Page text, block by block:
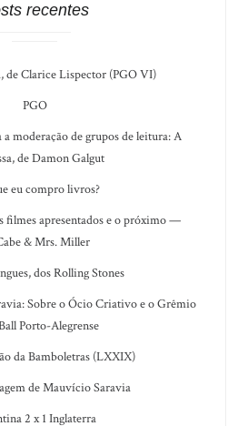
recentes
de Clarice Lispector (PGO VI)
PGO
moderação de grupos de leitura: A
de Damon Galgut
eu compro livros?
filmes apresentados e o próximo —
& Mrs. Miller
dos Rolling Stones
Sobre o Ócio Criativo e o Grêmio
Porto-Alegrense
da Bamboletras (LXXIX)
de Mauvício Saravia
2 x 1 Inglaterra